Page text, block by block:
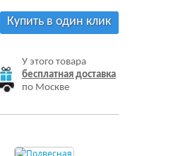
Купить в один клик
У этого товара
бесплатная доставка
по Москве